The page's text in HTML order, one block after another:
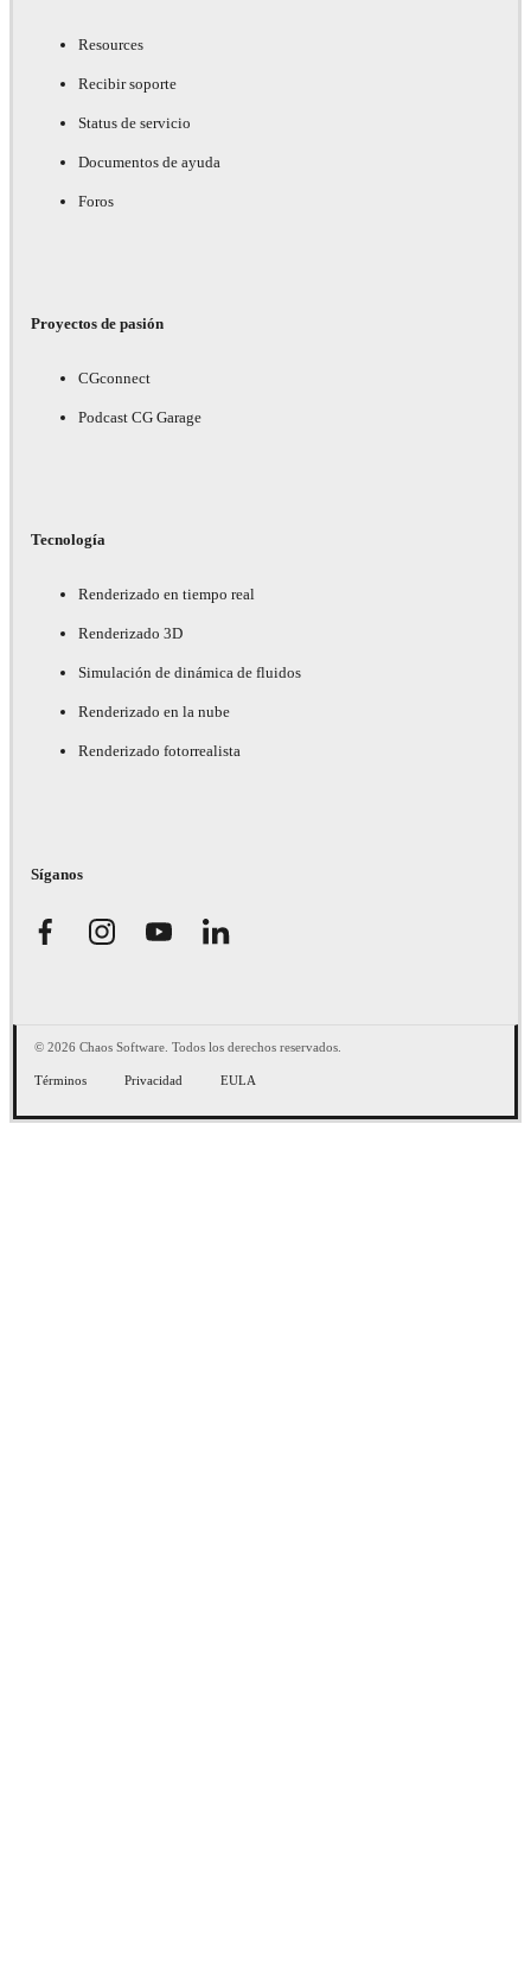
Resources
Recibir soporte
Status de servicio
Documentos de ayuda
Foros
Proyectos de pasión
CGconnect
Podcast CG Garage
Tecnología
Renderizado en tiempo real
Renderizado 3D
Simulación de dinámica de fluidos
Renderizado en la nube
Renderizado fotorrealista
Síganos
© 2026 Chaos Software. Todos los derechos reservados.
Términos Privacidad EULA